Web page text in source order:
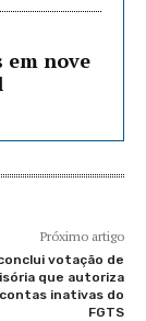
em nove
Próximo artigo
votação de
que autoriza
inativas do
FGTS